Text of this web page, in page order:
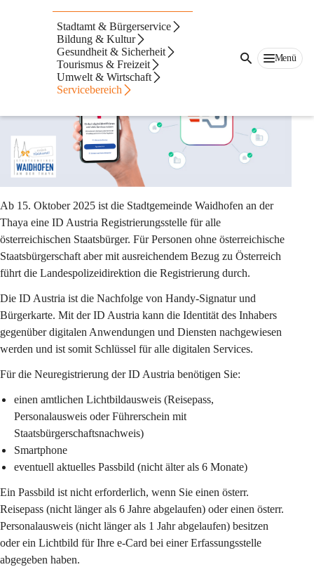
Stadtamt & Bürgerservice
Bildung & Kultur
Gesundheit & Sicherheit
Tourismus & Freizeit
Umwelt & Wirtschaft
Servicebereich
Menü
ID Austria
Registrierungsstelle
Ab 15. Oktober 2025 ist die Stadtgemeinde Waidhofen an der
Thaya eine ID Austria Registrierungsstelle für alle
österreichischen Staatsbürger. Für Personen ohne österreichische
Staatsbürgerschaft aber mit ausreichendem Bezug zu Österreich
führt die Landespolizeidirektion die Registrierung durch.
Die ID Austria ist die Nachfolge von Handy-Signatur und
Bürgerkarte. Mit der ID Austria kann die Identität des Inhabers
gegenüber digitalen Anwendungen und Diensten nachgewiesen
werden und ist somit Schlüssel für alle digitalen Services.
Für die Neuregistrierung der ID Austria benötigen Sie:
einen amtlichen Lichtbildausweis (Reisepass,
Personalausweis oder Führerschein mit
Staatsbürgerschaftsnachweis)
Smartphone
eventuell aktuelles Passbild (nicht älter als 6 Monate)
Ein Passbild ist nicht erforderlich, wenn Sie einen österr.
Reisepass (nicht länger als 6 Jahre abgelaufen) oder einen österr.
Personalausweis (nicht länger als 1 Jahr abgelaufen) besitzen
oder ein Lichtbild für Ihre e-Card bei einer Erfassungsstelle
abgegeben haben.